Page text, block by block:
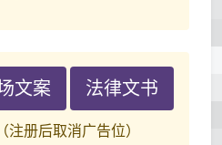
文案
法律文书
（注册后取消广告位）